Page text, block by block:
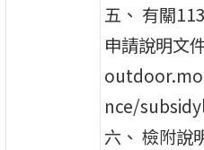
五、 有關
申請說明文
nce/
六、 檢附說